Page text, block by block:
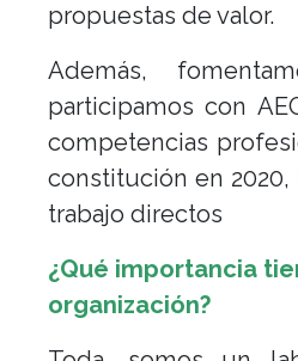
propuestas de valor.
Además,
participamos con
competencias
constitución en
trabajo directos
¿Qué importancia
organización?